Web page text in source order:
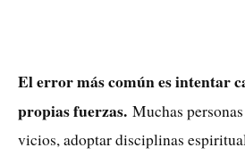
El error más común es intentar
propias fuerzas. Muchas
vicios, adoptar disciplinas